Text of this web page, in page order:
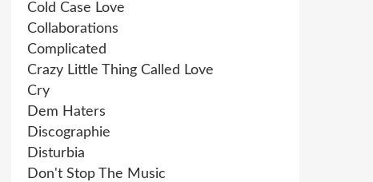
Cold Case Love
Collaborations
Complicated
Crazy Little Thing Called Love
Cry
Dem Haters
Discographie
Disturbia
Don't Stop The Music